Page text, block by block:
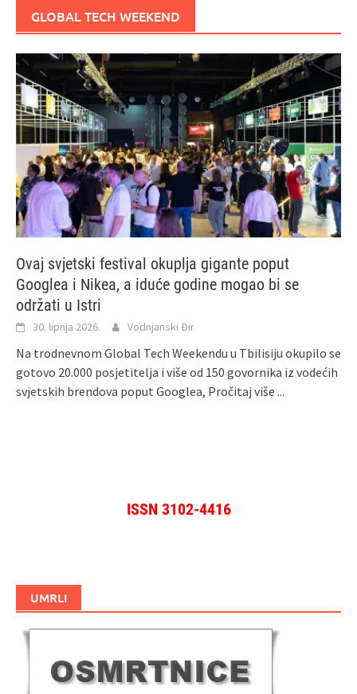
GLOBAL TECH WEEKEND
Ovaj svjetski festival okuplja gigante poput
Googlea i Nikea, a iduće godine mogao bi se
održati u Istri
30. lipnja 2026. Vodnjanski Đir
Na trodnevnom Global Tech Weekendu u Tbilisiju okupilo se
gotovo 20.000 posjetitelja i više od 150 govornika iz vodećih
svjetskih brendova poput Googlea, Pročitaj više ...
ISSN 3102-4416
UMRLI